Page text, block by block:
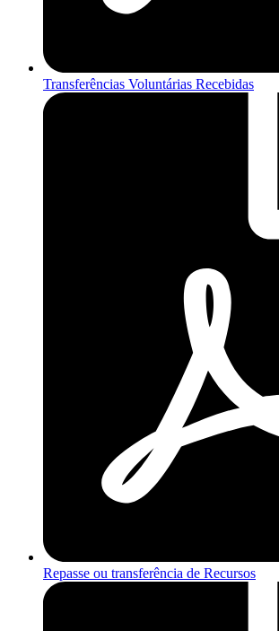
Transferências Voluntárias Recebidas
Repasse ou transferência de Recursos